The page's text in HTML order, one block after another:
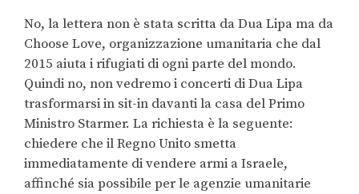
No, la lettera non è stata scritta da Dua Lipa ma da
Choose Love, organizzazione umanitaria che dal
2015 aiuta i rifugiati di ogni parte del mondo.
Quindi no, non vedremo i concerti di Dua Lipa
trasformarsi in sit-in davanti la casa del Primo
Ministro Starmer. La richiesta è la seguente:
chiedere che il Regno Unito smetta
immediatamente di vendere armi a Israele,
affinché sia possibile per le agenzie umanitarie